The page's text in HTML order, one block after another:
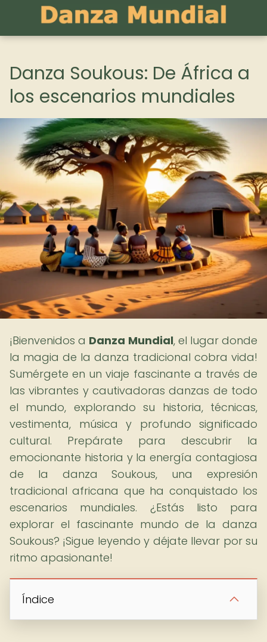
Danza Soukous: De África a
los escenarios mundiales
¡Bienvenidos a Danza Mundial, el lugar donde
la magia de la danza tradicional cobra vida!
Sumérgete en un viaje fascinante a través de
las vibrantes y cautivadoras danzas de todo
el mundo, explorando su historia, técnicas,
vestimenta, música y profundo significado
cultural. Prepárate para descubrir la
emocionante historia y la energía contagiosa
de la danza Soukous, una expresión
tradicional africana que ha conquistado los
escenarios mundiales. ¿Estás listo para
explorar el fascinante mundo de la danza
Soukous? ¡Sigue leyendo y déjate llevar por su
ritmo apasionante!
Índice